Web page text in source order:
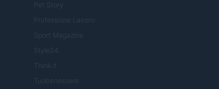
Pet Story
Professione Lavoro
Sport Magazine
Style24
Think.it
Tuobenessere